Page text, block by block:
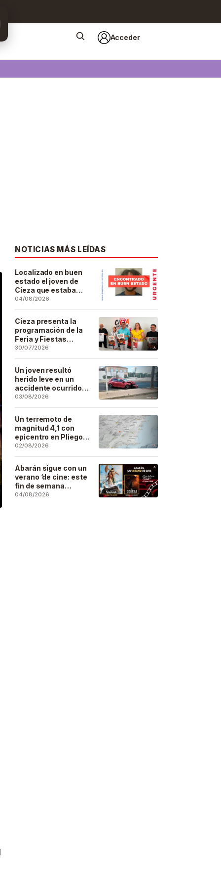
Acceder
NOTICIAS MÁS LEÍDAS
Localizado en buen
estado el joven de
Cieza que estaba
desaparecido desde
el pasado 29 de julio
04/08/2026
Cieza presenta la
programación de la
Feria y Fiestas
Patronales de San
Bartolomé 2026
30/07/2026
Un joven resultó
herido leve en un
accidente ocurrido
este lunes en la
barriada de San José
Artesano
03/08/2026
Un terremoto de
magnitud 4,1 con
epicentro en Pliego
se deja sentir en
buena parte de la
región
02/08/2026
Abarán sigue con un
verano ‘de cine: este
fin de semana
Vaiana… y después,
04/08/2026